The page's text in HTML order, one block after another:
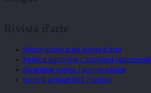
Rivista d'arte
Informazioni sulla rivista d'arte
Politica editoriale / Standard redazionali
Diventare ospite / autore ospite
Iscriviti ai feed RSS / notizie